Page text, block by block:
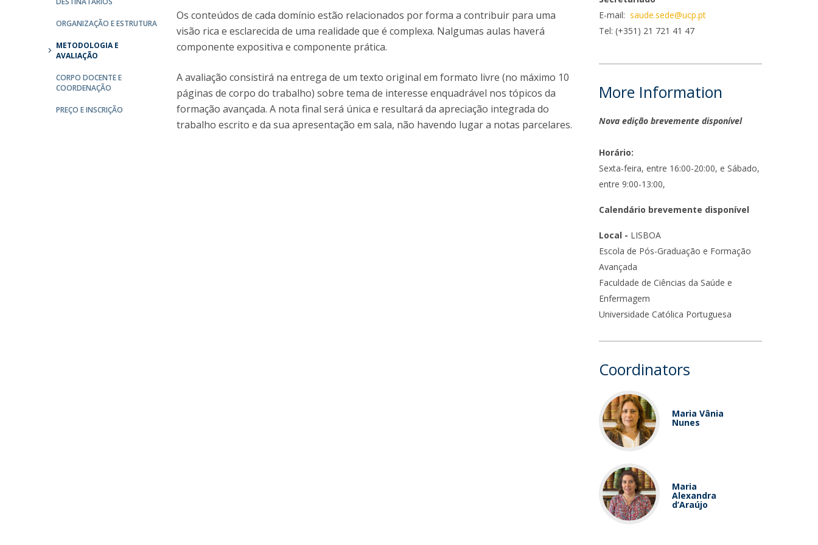
UCP2 Mental Health
Contacts
ORGANIZAÇÃO E ESTRUTURA
METODOLOGIA E
AVALIAÇÃO
CORPO DOCENTE E
COORDENAÇÃO
PREÇO E INSCRIÇÃO
Os conteúdos de cada domínio estão relacionados por forma a contribuir para uma
visão rica e esclarecida de uma realidade que é complexa. Nalgumas aulas haverá
componente expositiva e componente prática.
A avaliação consistirá na entrega de um texto original em formato livre (no máximo 10
páginas de corpo do trabalho) sobre tema de interesse enquadrável nos tópicos da
formação avançada. A nota final será única e resultará da apreciação integrada do
trabalho escrito e da sua apresentação em sala, não havendo lugar a notas parcelares.
E-mail: saude.sede@ucp.pt
Tel: (+351) 21 721 41 47
More Information
Nova edição brevemente disponível
Horário:
Sexta-feira, entre 16:00-20:00, e Sábado,
entre 9:00-13:00,
Calendário brevemente disponível
Local - LISBOA
Escola de Pós-Graduação e Formação
Avançada
Faculdade de Ciências da Saúde e
Enfermagem
Universidade Católica Portuguesa
Coordinators
Maria Vânia
Nunes
​Maria
Alexandra
d’Araújo